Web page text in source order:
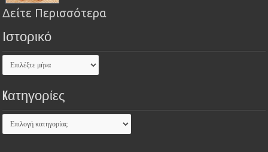
Δείτε Περισσότερα
Ιστορικό
Kατηγορίες